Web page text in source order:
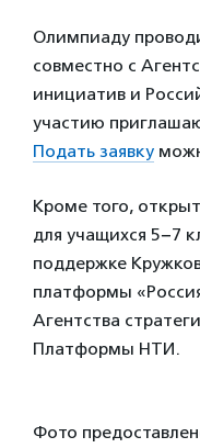
Олимпиаду
совместно с
инициатив и
участию
Подать заявку
Кроме того,
для учащихся 5−7
поддержке
платформы
Агентства
Платформы НТИ.
Фото